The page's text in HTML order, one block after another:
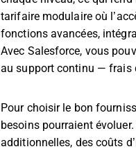
tarifaire modulaire où
fonctions avancées,
Avec Salesforce, vous
au support continu — frais
Pour choisir le bon
besoins pourraient
additionnelles, des coûts